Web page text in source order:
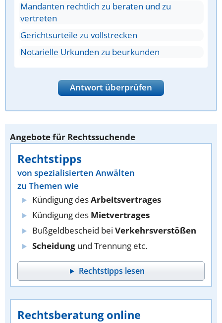
Mandanten rechtlich zu beraten und zu
vertreten
Gerichtsurteile zu vollstrecken
Notarielle Urkunden zu beurkunden
Antwort überprüfen
Angebote für Rechtssuchende
Rechtstipps
von spezialisierten Anwälten
zu Themen wie
Kündigung desArbeitsvertrages
Kündigung des Mietvertrages
Bußgeldbescheid bei Verkehrsverstößen
Scheidung und Trennung etc.
Rechtstipps lesen
Rechtsberatung online